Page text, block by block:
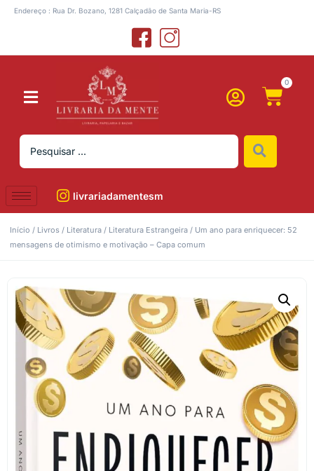
Endereço : Rua Dr. Bozano, 1281 Calçadão de Santa Maria-RS
0
livrariadamentesm
Início / Livros / Literatura / Literatura Estrangeira / Um ano para enriquecer: 52
mensagens de otimismo e motivação – Capa comum